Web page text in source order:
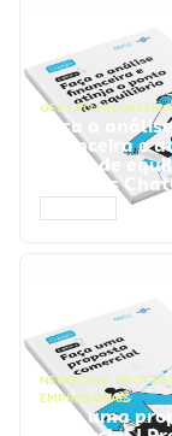
GESTÃO FINANCEIRA
Faça a análise
financeira e
ponto de
Prompts
NEGÓCIOS,
EMPRESARIAIS
Faça uma